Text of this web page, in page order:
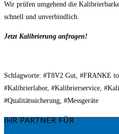
Wir prüfen umgehend die
schnell und unverbindlich.
Jetzt Kalibrierung anfragen!
Schlagworte: #T8V2 Gut, #FRANKE
#Kalibrierlabor, #Kalibrierservice,
#Qualitätssicherung, #Messgeräte
IHR PARTNER FÜR